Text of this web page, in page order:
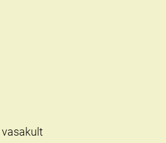
vasakult